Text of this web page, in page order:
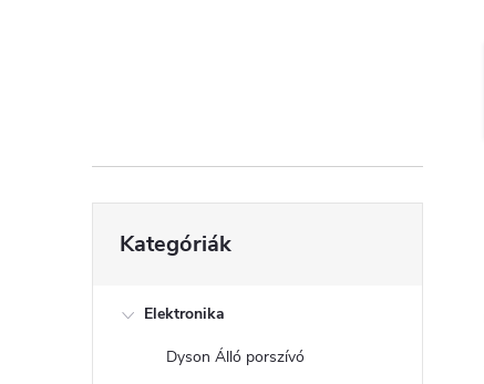
l
sátugrása
Kategóriák
Elektronika
Dyson Álló porszívó